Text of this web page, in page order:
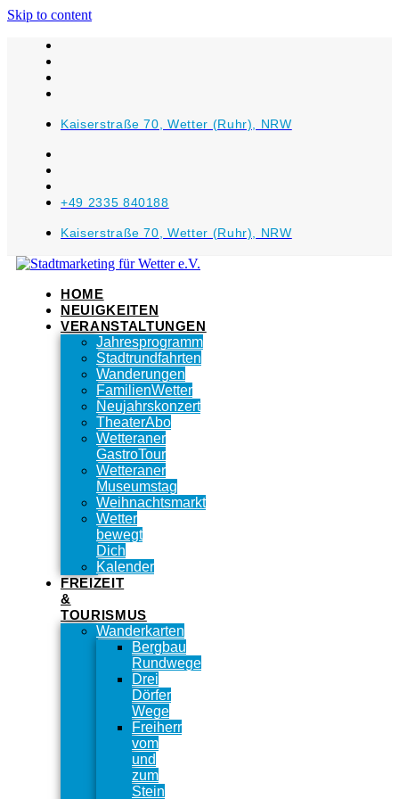
Skip to content
Kaiserstraße 70, Wetter (Ruhr), NRW
+49 2335 840188
Kaiserstraße 70, Wetter (Ruhr), NRW
HOME
NEUIGKEITEN
VERANSTALTUNGEN
Jahresprogramm
Stadtrundfahrten
Wanderungen
FamilienWetter
Neujahrskonzert
TheaterAbo
Wetteraner
GastroTour
Wetteraner
Museumstag
Weihnachtsmarkt
Wetter
bewegt
Dich
Kalender
FREIZEIT
&
TOURISMUS
Wanderkarten
Bergbau
Rundwege
Drei
Dörfer
Wege
Freiherr
vom
und
zum
Stein